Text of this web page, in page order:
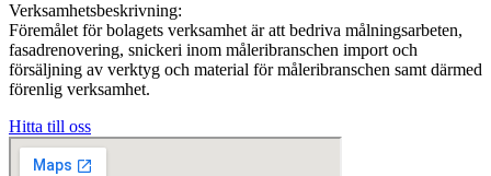
Verksamhetsbeskrivning:
Föremålet för bolagets verksamhet är att bedriva målningsarbeten,
fasadrenovering, snickeri inom måleribranschen import och
försäljning av verktyg och material för måleribranschen samt därmed
förenlig verksamhet.
Hitta till oss